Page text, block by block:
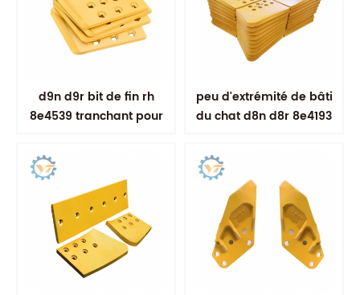
d9n d9r bit de fin rh
8e4539 tranchant pour
peu d'extrémité de bâti
du chat d8n d8r 8e4193